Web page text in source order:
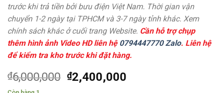
trước khi trả tiền bởi bưu điện Việt Nam. Thời gian vận
chuyển 1-2 ngày tại TPHCM và 3-7 ngày tỉnh khác. Xem
chính sách khác ở cuối trang Website. Cần hỗ trợ chụp
thêm hình ảnh Video HD liên hệ 0794447770 Zalo. Liên hệ
để kiểm tra kho trước khi đặt hàng.
₫6,000,000 ₫2,400,000